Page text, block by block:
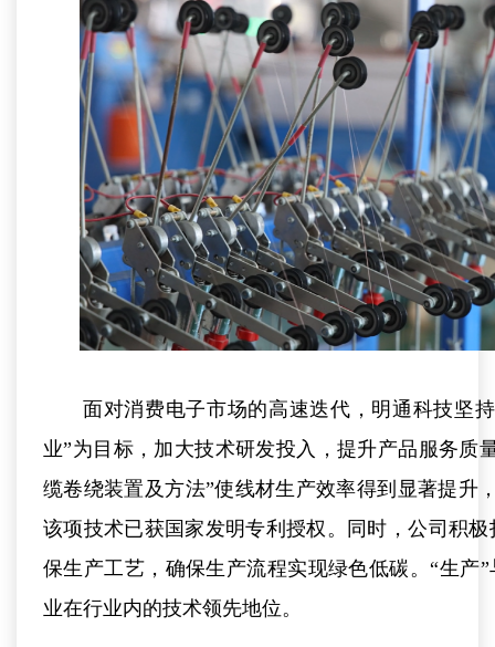
面对消费电子市场的高速迭代，明通科技坚
业”为目标，加大技术研发投入，提升产品服务质
缆卷绕装置及方法”使线材生产效率得到显著提升
该项技术已获国家发明专利授权。同时，公司积
保生产工艺，确保生产流程实现绿色低碳。“生产
业在行业内的技术领先地位。